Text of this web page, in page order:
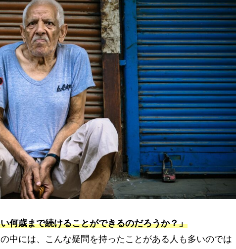
何歳まで続けることができるのだろうか？」
中には、こんな疑問を持ったことがある人も多いのでは